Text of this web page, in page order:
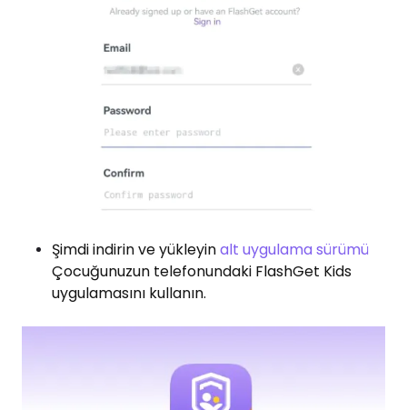
Şimdi indirin ve yükleyinalt uygulama sürümü
Çocuğunuzun telefonundaki FlashGet Kids
uygulamasını kullanın.